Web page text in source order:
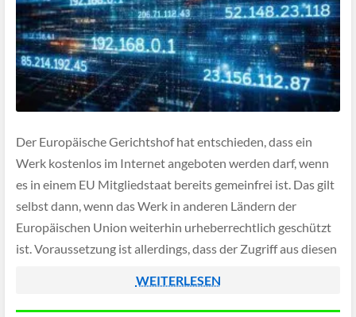
Der Europäische Gerichtshof hat entschieden, dass ein
Werk kostenlos im Internet angeboten werden darf, wenn
es in einem EU Mitgliedstaat bereits gemeinfrei ist. Das gilt
selbst dann, wenn das Werk in anderen Ländern der
Europäischen Union weiterhin urheberrechtlich geschützt
ist. Voraussetzung ist allerdings, dass der Zugriff aus diesen
WEITERLESEN